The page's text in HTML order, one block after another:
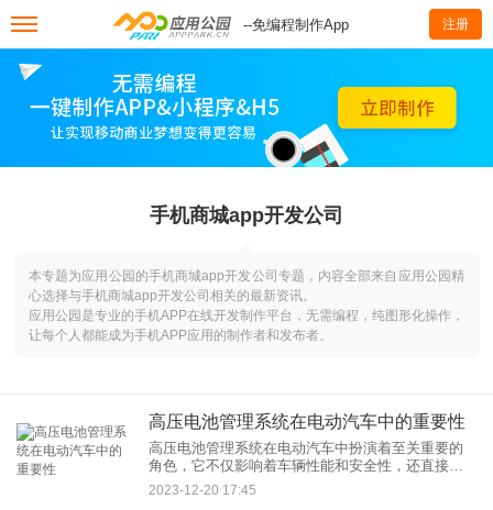
--免编程制作App 注册
手机商城app开发公司
本专题为应用公园的手机商城app开发公司专题，内容全部来自应用公园精
心选择与手机商城app开发公司相关的最新资讯。
应用公园是专业的手机APP在线开发制作平台，无需编程，纯图形化操作，
让每个人都能成为手机APP应用的制作者和发布者。
高压电池管理系统在电动汽车中的重要性
高压电池管理系统在电动汽车中扮演着至关重要的
角色，它不仅影响着车辆性能和安全性，还直接关
系到电池寿命和整体车辆的可靠性。以下是详细的
阐述：
2023-12-20 17:45